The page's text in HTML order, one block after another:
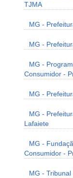
TJMA
MG -
MG -
MG -
Consumidor -
MG -
MG -
Lafaiete
MG -
Consumidor -
MG -